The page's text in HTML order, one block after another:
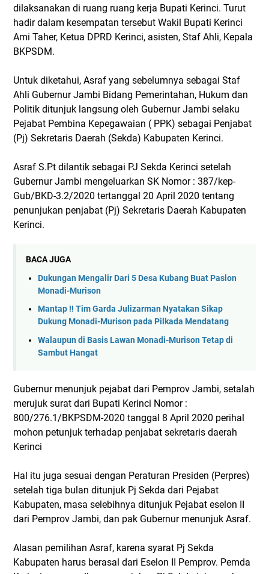
dilaksanakan di ruang ruang kerja Bupati Kerinci. Turut
hadir dalam kesempatan tersebut Wakil Bupati Kerinci
Ami Taher, Ketua DPRD Kerinci, asisten, Staf Ahli, Kepala
BKPSDM.
Untuk diketahui, Asraf yang sebelumnya sebagai Staf
Ahli Gubernur Jambi Bidang Pemerintahan, Hukum dan
Politik ditunjuk langsung oleh Gubernur Jambi selaku
Pejabat Pembina Kepegawaian ( PPK) sebagai Penjabat
(Pj) Sekretaris Daerah (Sekda) Kabupaten Kerinci.
Asraf S.Pt dilantik sebagai PJ Sekda Kerinci setelah
Gubernur Jambi mengeluarkan SK Nomor : 387/kep-
Gub/BKD-3.2/2020 tertanggal 20 April 2020 tentang
penunjukan penjabat (Pj) Sekretaris Daerah Kabupaten
Kerinci.
BACA JUGA
Dukungan Mengalir Dari 5 Desa Kubang Buat Paslon
Monadi-Murison
Mantap !! Tim Garda Julizarman Nyatakan Sikap
Dukung Monadi-Murison pada Pilkada Mendatang
Walaupun di Basis Lawan Monadi-Murison Tetap di
Sambut Hangat
Gubernur menunjuk pejabat dari Pemprov Jambi, setalah
merujuk surat dari Bupati Kerinci Nomor :
800/276.1/BKPSDM-2020 tanggal 8 April 2020 perihal
mohon petunjuk terhadap penjabat sekretaris daerah
Kerinci
Hal itu juga sesuai dengan Peraturan Presiden (Perpres)
setelah tiga bulan ditunjuk Pj Sekda dari Pejabat
Kabupaten, masa selebihnya ditunjuk Pejabat eselon II
dari Pemprov Jambi, dan pak Gubernur menunjuk Asraf.
Alasan pemilihan Asraf, karena syarat Pj Sekda
Kabupaten harus berasal dari Eselon II Pemprov. Pemda